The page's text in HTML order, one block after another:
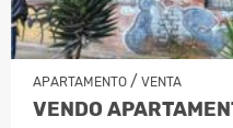
APARTAMENTO / VENTA
VENDO